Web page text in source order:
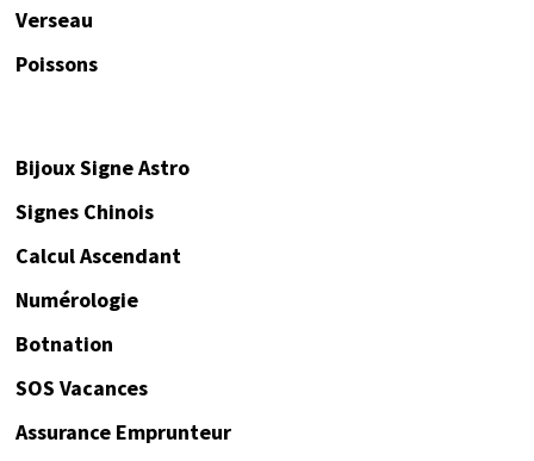
Verseau
Poissons
Bijoux Signe Astro
Signes Chinois
Calcul Ascendant
Numérologie
Botnation
SOS Vacances
Assurance Emprunteur